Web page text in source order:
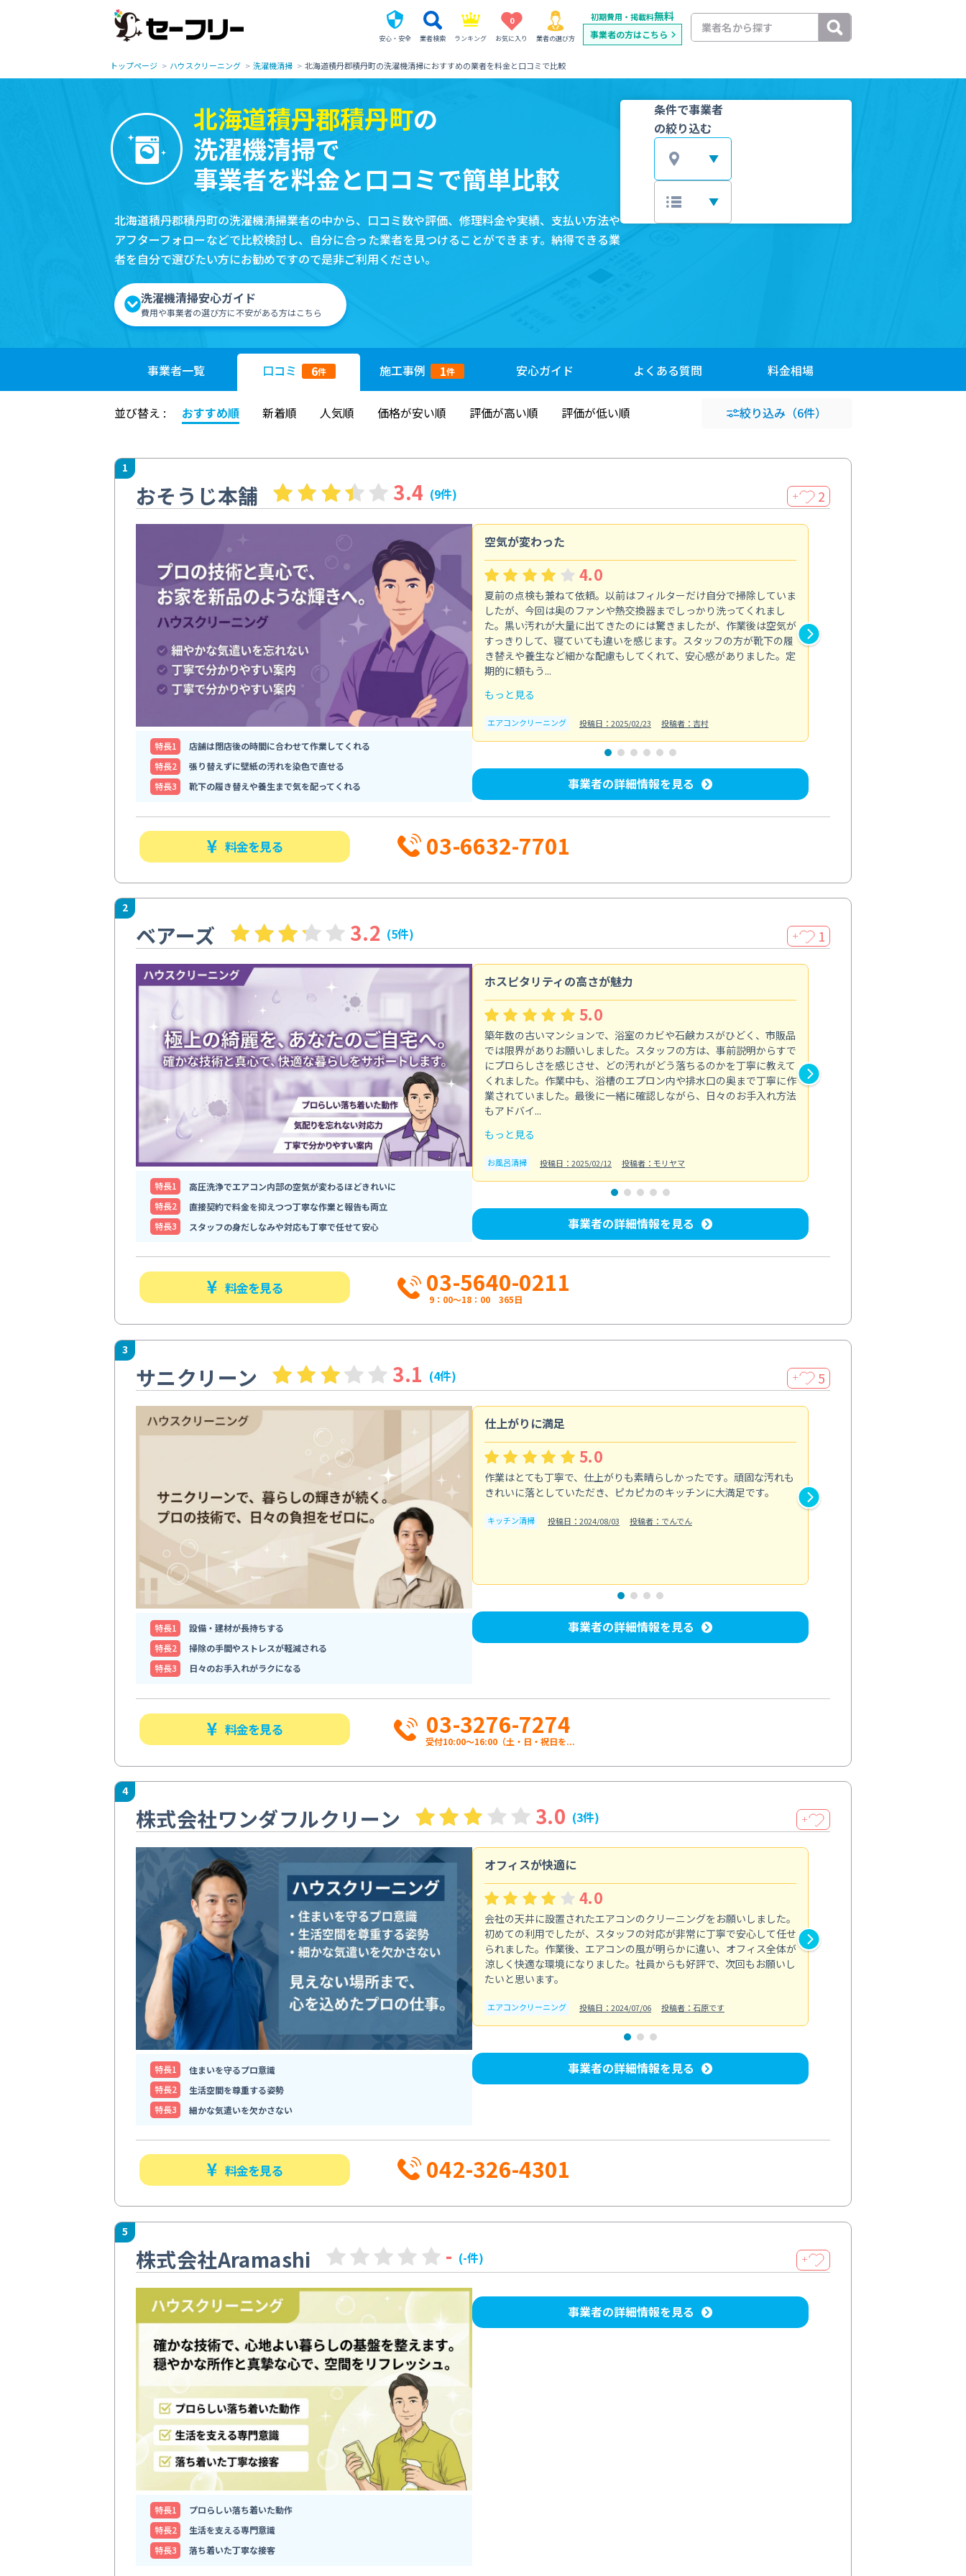
安心・安全 業者検索 ランキング
0
お気に入り 業者の選び方
初期費用・掲載料無料
事業者の方はこちら
トップページ ハウスクリーニング 洗濯機清掃 北海道積丹郡積丹町の洗濯機清掃におすすめの業者を料金と口コミで比較
北海道積丹郡積丹町の
洗濯機清掃で
事業者を料金と口コミで簡単比較
北海道積丹郡積丹町の洗濯機清掃業者の中から、口コミ数や評価、修理料金や実績、支払い方法や
アフターフォローなどで比較検討し、自分に合った業者を見つけることができます。納得できる業
者を自分で選びたい方にお勧めですので是非ご利用ください。
洗濯機清掃安心ガイド
費用や事業者の選び方に不安がある方はこちら
条件で事業者
の絞り込む
事業者一覧 口コミ 6件 施工事例 1件 安心ガイド よくある質問 料金相場
並び替え : おすすめ順 新着順 人気順 価格が安い順 評価が高い順 評価が低い順 絞り込み （6件）
1
おそうじ本舗 3.4 (9件) ＋ 2
特⻑1
店舗は閉店後の時間に合わせて作業してくれる
特⻑2
張り替えずに壁紙の汚れを染色で直せる
特⻑3
靴下の履き替えや養生まで気を配ってくれる
空気が変わった
4.0
夏前の点検も兼ねて依頼。以前はフィルターだけ自分で掃除していま
したが、今回は奥のファンや熱交換器までしっかり洗ってくれまし
た。黒い汚れが大量に出てきたのには驚きましたが、作業後は空気が
すっきりして、寝ていても違いを感じます。スタッフの方が靴下の履
き替えや養生など細かな配慮もしてくれて、安心感がありました。定
期的に頼もう...
もっと見る
エアコンクリーニング 投稿日：2025/02/23 投稿者：吉村
事業者の詳細情報を見る
料金を見る 03-6632-7701
2
ベアーズ 3.2 (5件) ＋ 1
特⻑1
高圧洗浄でエアコン内部の空気が変わるほどきれいに
特⻑2
直接契約で料金を抑えつつ丁寧な作業と報告も両立
特⻑3
スタッフの身だしなみや対応も丁寧で任せて安心
ホスピタリティの高さが魅力
5.0
築年数の古いマンションで、浴室のカビや石鹸カスがひどく、市販品
では限界がありお願いしました。スタッフの方は、事前説明からすで
にプロらしさを感じさせ、どの汚れがどう落ちるのかを丁寧に教えて
くれました。作業中も、浴槽のエプロン内や排水口の奥まで丁寧に作
業されていました。最後に一緒に確認しながら、日々のお手入れ方法
もアドバイ...
もっと見る
お風呂清掃 投稿日：2025/02/12 投稿者：モリヤマ
事業者の詳細情報を見る
料金を見る 03-5640-0211
9：00～18：00 365日
3
サニクリーン 3.1 (4件) ＋ 5
特⻑1
設備・建材が長持ちする
特⻑2
掃除の手間やストレスが軽減される
特⻑3
日々のお手入れがラクになる
仕上がりに満足
5.0
作業はとても丁寧で、仕上がりも素晴らしかったです。頑固な汚れも
きれいに落としていただき、ピカピカのキッチンに大満足です。
キッチン清掃 投稿日：2024/08/03 投稿者：でんでん
事業者の詳細情報を見る
料金を見る 03-3276-7274
受付10:00〜16:00（土・日・祝日を...
4
株式会社ワンダフルクリーン 3.0 (3件) ＋
特⻑1
住まいを守るプロ意識
特⻑2
生活空間を尊重する姿勢
特⻑3
細かな気遣いを欠かさない
オフィスが快適に
4.0
会社の天井に設置されたエアコンのクリーニングをお願いしました。
初めての利用でしたが、スタッフの対応が非常に丁寧で安心して任せ
られました。作業後、エアコンの風が明らかに違い、オフィス全体が
涼しく快適な環境になりました。社員からも好評で、次回もお願いし
たいと思います。
エアコンクリーニング 投稿日：2024/07/06 投稿者：石原です
事業者の詳細情報を見る
料金を見る 042-326-4301
5
株式会社Aramashi - (-件) ＋
特⻑1
プロらしい落ち着いた動作
特⻑2
生活を支える専門意識
特⻑3
落ち着いた丁寧な接客
事業者の詳細情報を見る